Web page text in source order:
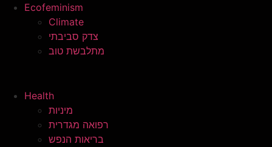
Ecofeminism
Climate
צדק סביבתי
מתלבשת טוב
Health
מיניות
רפואה מגדרית
בריאות הנפש